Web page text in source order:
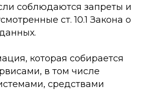
соблюдаются запреты и
ст. 10.1 Закона о
которая собирается
в том числе
средствами